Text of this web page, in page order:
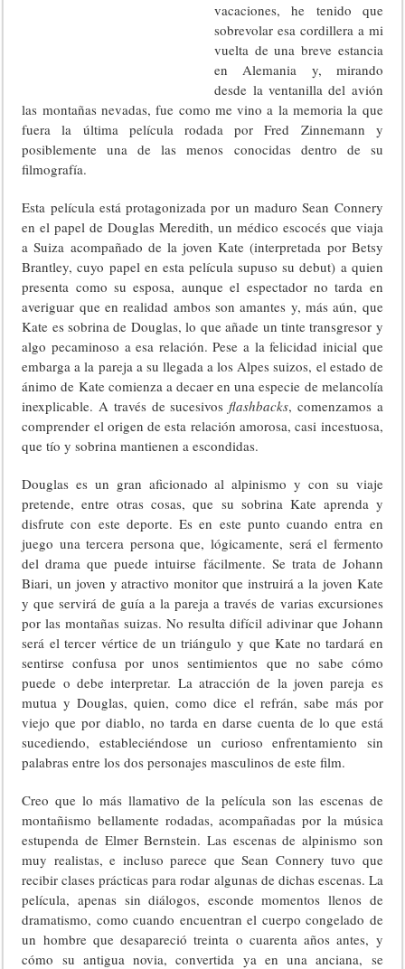
vacaciones, he tenido que
sobrevolar esa cordillera a mi
vuelta de una breve estancia
en Alemania y, mirando
desde la ventanilla del avión
las montañas nevadas, fue como me vino a la memoria la que
fuera la última película rodada por Fred Zinnemann y
posiblemente una de las menos conocidas dentro de su
filmografía.
Esta película está protagonizada por un maduro Sean Connery
en el papel de Douglas Meredith, un médico escocés que viaja
a Suiza acompañado de la joven Kate (interpretada por Betsy
Brantley, cuyo papel en esta película supuso su debut) a quien
presenta como su esposa, aunque el espectador no tarda en
averiguar que en realidad ambos son amantes y, más aún, que
Kate es sobrina de Douglas, lo que añade un tinte transgresor y
algo pecaminoso a esa relación. Pese a la felicidad inicial que
embarga a la pareja a su llegada a los Alpes suizos, el estado de
ánimo de Kate comienza a decaer en una especie de melancolía
inexplicable. A través de sucesivosflashbacks, comenzamos a
comprender el origen de esta relación amorosa, casi incestuosa,
que tío y sobrina mantienen a escondidas.
Douglas es un gran aficionado al alpinismo y con su viaje
pretende, entre otras cosas, que su sobrina Kate aprenda y
disfrute con este deporte. Es en este punto cuando entra en
juego una tercera persona que, lógicamente, será el fermento
del drama que puede intuirse fácilmente. Se trata de Johann
Biari, un joven y atractivo monitor que instruirá a la joven Kate
y que servirá de guía a la pareja a través de varias excursiones
por las montañas suizas. No resulta difícil adivinar que Johann
será el tercer vértice de un triángulo y que Kate no tardará en
sentirse confusa por unos sentimientos que no sabe cómo
puede o debe interpretar. La atracción de la joven pareja es
mutua y Douglas, quien, como dice el refrán, sabe más por
viejo que por diablo, no tarda en darse cuenta de lo que está
sucediendo, estableciéndose un curioso enfrentamiento sin
palabras entre los dos personajes masculinos de este film.
Creo que lo más llamativo de la película son las escenas de
montañismo bellamente rodadas, acompañadas por la música
estupenda de Elmer Bernstein. Las escenas de alpinismo son
muy realistas, e incluso parece que Sean Connery tuvo que
recibir clases prácticas para rodar algunas de dichas escenas. La
película, apenas sin diálogos, esconde momentos llenos de
dramatismo, como cuando encuentran el cuerpo congelado de
un hombre que desapareció treinta o cuarenta años antes, y
cómo su antigua novia, convertida ya en una anciana, se